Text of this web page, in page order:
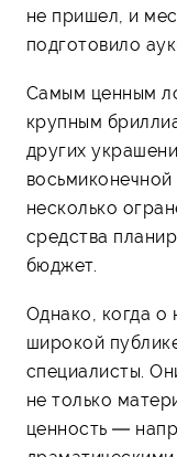
не пришел, и
подготовило
Самым ценным
крупным
других
восьмиконечной
несколько
средства
бюджет.
Однако, когда о
широкой
специалисты.
не только
ценность —